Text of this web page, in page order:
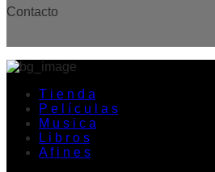
Contacto
T i e n d a
P e l í c u l a s
M u s i c a
L i b r o s
A f i n e s